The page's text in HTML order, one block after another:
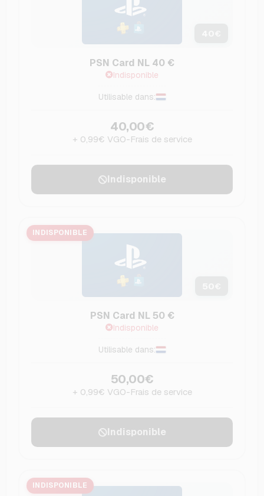
PSN Card NL 40 €
Indisponible
Utilisable dans:
40,00€
+ 0,99€ VGO-Frais de service
Indisponible
INDISPONIBLE
PSN Card NL 50 €
Indisponible
Utilisable dans:
50,00€
+ 0,99€ VGO-Frais de service
Indisponible
INDISPONIBLE